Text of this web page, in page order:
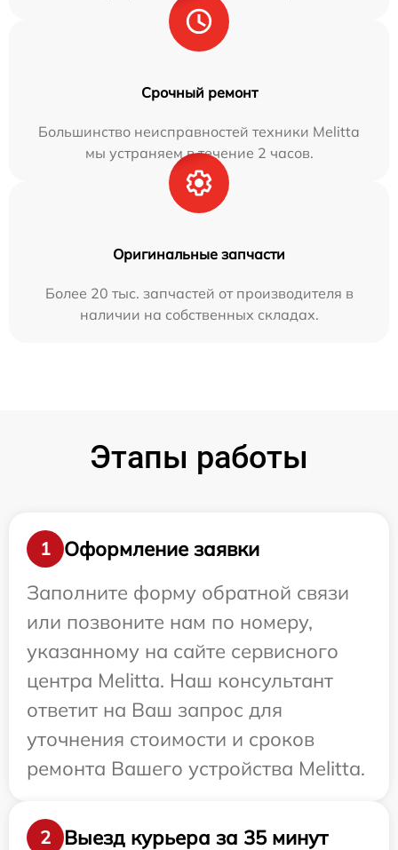
Срочный ремонт
Большинство неисправностей техники Melitta
мы устраняем в течение 2 часов.
Оригинальные запчасти
Более 20 тыс. запчастей от производителя в
наличии на собственных складах.
Этапы работы
1
Оформление заявки
Заполните форму обратной связи
или позвоните нам по номеру,
указанному на сайте сервисного
центра Melitta. Наш консультант
ответит на Ваш запрос для
уточнения стоимости и сроков
ремонта Вашего устройства Melitta.
2 Выезд курьера за 35 минут